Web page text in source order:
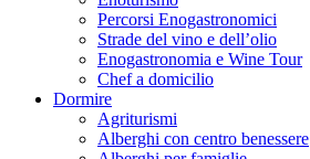
Percorsi Enogastronomici
Strade del vino e dell’olio
Enogastronomia e Wine Tour
Chef a domicilio
Dormire
Agriturismi
Alberghi con centro benessere